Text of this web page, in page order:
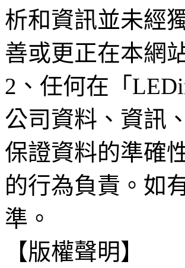
析和資訊並未經
善或更正在本網
2、任何在「
公司資料、資訊
保證資料的準確
的行為負責。如
準。
【版權聲明】